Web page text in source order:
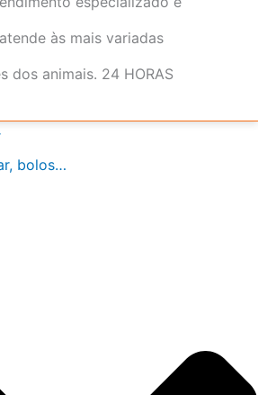
às mais variadas
dos animais. 24 HORAS
bolos…